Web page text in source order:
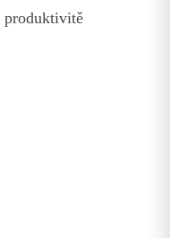
produktivitě